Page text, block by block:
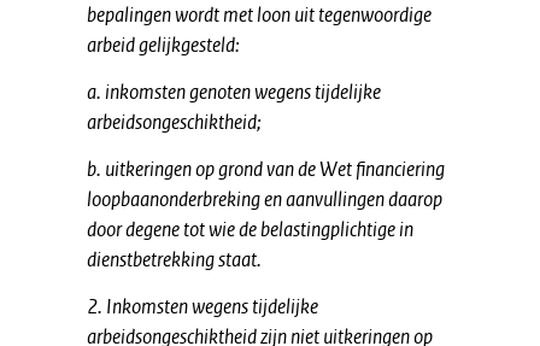
bepalingen wordt met loon uit tegenwoordige
arbeid gelijkgesteld:
a. inkomsten genoten wegens tijdelijke
arbeidsongeschiktheid;
b. uitkeringen op grond van de Wet financiering
loopbaanonderbreking en aanvullingen daarop
door degene tot wie de belastingplichtige in
dienstbetrekking staat.
2. Inkomsten wegens tijdelijke
arbeidsongeschiktheid zijn niet uitkeringen op